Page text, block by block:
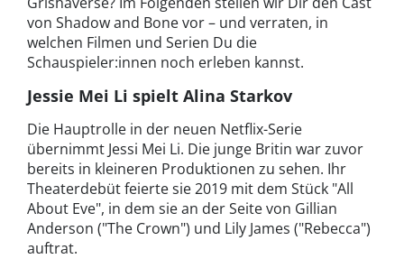
von Shadow and Bone vor – und verraten, in
welchen Filmen und Serien Du die
Schauspieler:innen noch erleben kannst.
Jessie Mei Li spielt Alina Starkov
Die Hauptrolle in der neuen Netflix-Serie
übernimmt Jessi Mei Li. Die junge Britin war zuvor
bereits in kleineren Produktionen zu sehen. Ihr
Theaterdebüt feierte sie 2019 mit dem Stück "All
About Eve", in dem sie an der Seite von Gillian
Anderson ("The Crown") und Lily James ("Rebecca")
auftrat.